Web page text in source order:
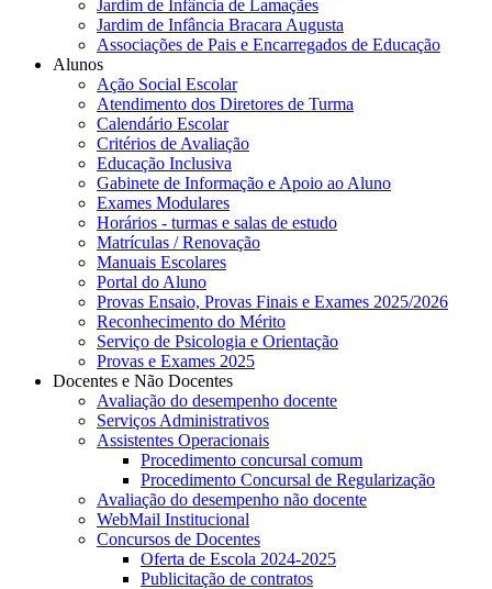
Jardim de Infância de Lamaçães
Jardim de Infância Bracara Augusta
Associações de Pais e Encarregados de Educação
Alunos
Ação Social Escolar
Atendimento dos Diretores de Turma
Calendário Escolar
Critérios de Avaliação
Educação Inclusiva
Gabinete de Informação e Apoio ao Aluno
Exames Modulares
Horários - turmas e salas de estudo
Matrículas / Renovação
Manuais Escolares
Portal do Aluno
Provas Ensaio, Provas Finais e Exames 2025/2026
Reconhecimento do Mérito
Serviço de Psicologia e Orientação
Provas e Exames 2025
Docentes e Não Docentes
Avaliação do desempenho docente
Serviços Administrativos
Assistentes Operacionais
Procedimento concursal comum
Procedimento Concursal de Regularização
Avaliação do desempenho não docente
WebMail Institucional
Concursos de Docentes
Oferta de Escola 2024-2025
Publicitação de contratos